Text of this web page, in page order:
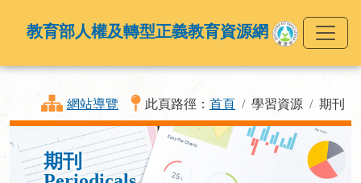
教育部人權及轉型正義教育資源網
網站導覽 此頁路徑： 首頁 學習資源 期刊
期刊